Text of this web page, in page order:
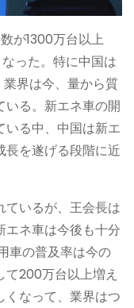
が1300万台以上
った。特に中国は
界は今、量から質
いる。新エネ車の開
いる中、中国は新エ
長を遂げる段階に近
ているが、王会長は
エネ車は今後も十分
車の普及率は今の
200万台以上増え
くなって、業界はつ